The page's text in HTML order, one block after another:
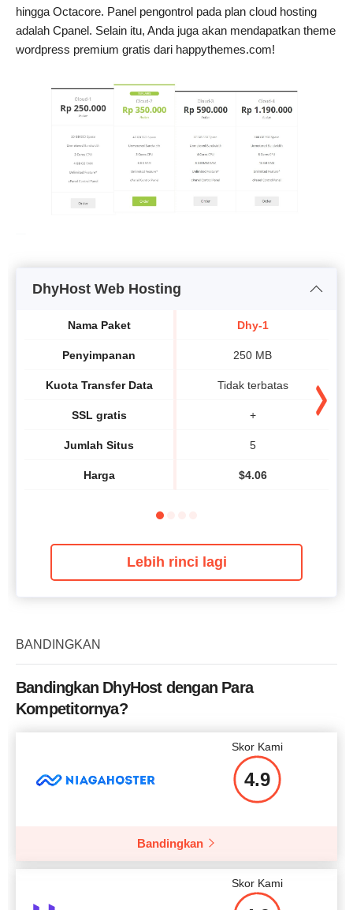
hingga Octacore. Panel pengontrol pada plan cloud hosting
adalah Cpanel. Selain itu, Anda juga akan mendapatkan theme
wordpress premium gratis dari happythemes.com!
DhyHost Web Hosting
Nama Paket
Penyimpanan
Kuota Transfer Data
SSL gratis
Jumlah Situs
Harga
Dhy-1
250 MB
Tidak terbatas
+
5
$4.06
Lebih rinci lagi
BANDINGKAN
Bandingkan DhyHost dengan Para
Kompetitornya?
Skor Kami
4.9
Bandingkan
Skor Kami